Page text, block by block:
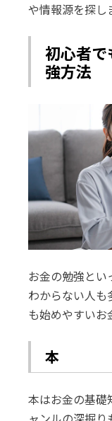
や情報源を探し
初心者
強方法
お金の勉強とい
わからない人も
も始めやすいお
本
本はお金の基礎